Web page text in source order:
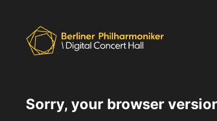
Sorry, your browser